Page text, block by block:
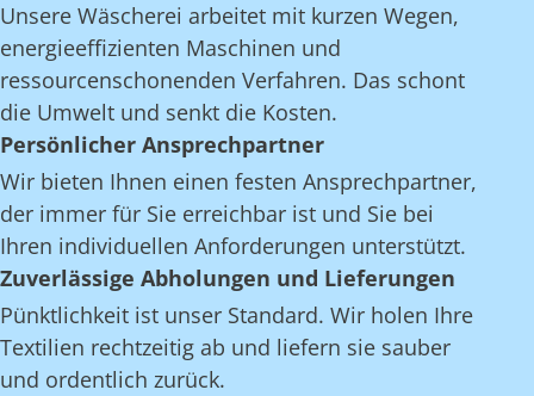
Unsere Wäscherei arbeitet mit kurzen Wegen,
energieeffizienten Maschinen und
ressourcenschonenden Verfahren. Das schont
die Umwelt und senkt die Kosten.
Persönlicher Ansprechpartner
Wir bieten Ihnen einen festen Ansprechpartner,
der immer für Sie erreichbar ist und Sie bei
Ihren individuellen Anforderungen unterstützt.
Zuverlässige Abholungen und Lieferungen
Pünktlichkeit ist unser Standard. Wir holen Ihre
Textilien rechtzeitig ab und liefern sie sauber
und ordentlich zurück.